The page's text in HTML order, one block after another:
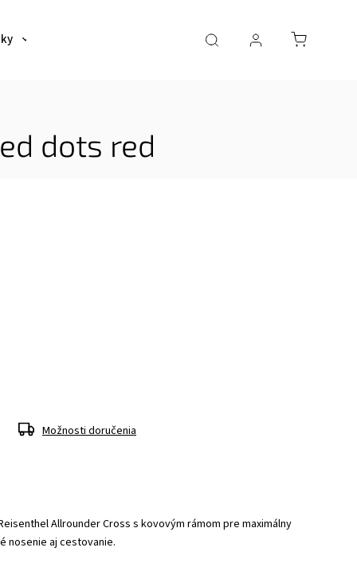
Dáždniky a poncha Pre deti
dots red
Allrounder Cross s kovovým rámom pre maximálny
nosenie aj cestovanie.
Možnosti doručenia